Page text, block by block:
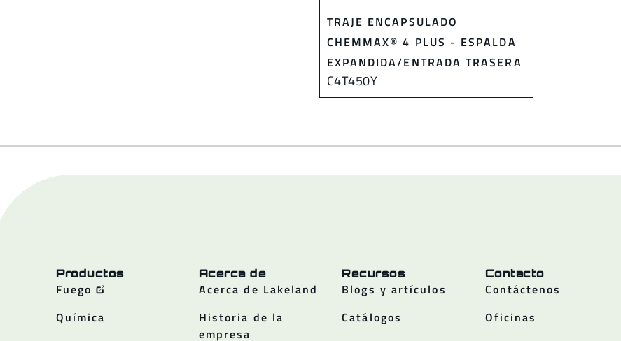
TRAJE ENCAPSULADO
CHEMMAX® 4 PLUS - ESPALDA
EXPANDIDA/ENTRADA TRASERA
C4T450Y
Productos
Fuego
Química
Acerca de
Acerca de Lakeland
Historia de la
empresa
Recursos
Blogs y artículos
Catálogos
Contacto
Contáctenos
Oficinas